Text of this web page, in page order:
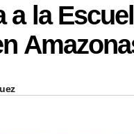
a la